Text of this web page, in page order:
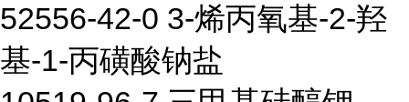
52556-42-0 3-烯丙氧基-2-羟
基-1-丙磺酸钠盐